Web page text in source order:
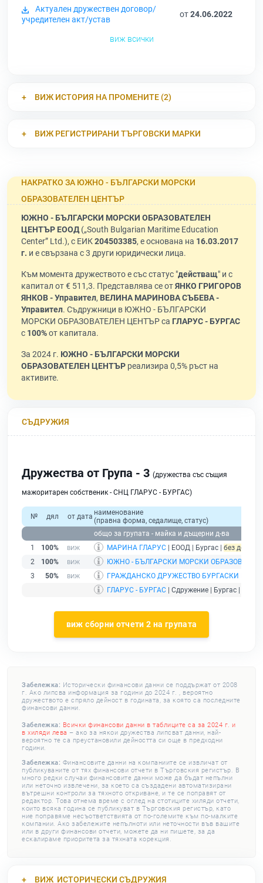
Актуален дружествен договор/
учредителен акт/устав
от24.06.2022
виж всички
ВИЖ ИСТОРИЯ НА ПРОМЕНИТЕ (2)
ВИЖ РЕГИСТРИРАНИ ТЪРГОВСКИ МАРКИ
НАКРАТКО ЗА ЮЖНО - БЪЛГАРСКИ МОРСКИ
ОБРАЗОВАТЕЛЕН ЦЕНТЪР
ЮЖНО - БЪЛГАРСКИ МОРСКИ ОБРАЗОВАТЕЛЕН
ЦЕНТЪР ЕООД(„South Bulgarian Maritime Education
Center” Ltd.), с ЕИК204503385, е основана на 16.03.2017
г. и е свързана с 3 други юридически лица.
Към момента дружеството е със статус "действащ" и с
капитал от € 511,3. Представлява се отЯНКО ГРИГОРОВ
ЯНКОВ - Управител, ВЕЛИНА МАРИНОВА СЪБЕВА -
Управител. Съдружници в ЮЖНО - БЪЛГАРСКИ
МОРСКИ ОБРАЗОВАТЕЛЕН ЦЕНТЪР са ГЛАРУС - БУРГАС
с 100%от капитала.
За 2024 г. ЮЖНО - БЪЛГАРСКИ МОРСКИ
ОБРАЗОВАТЕЛЕН ЦЕНТЪР реализира 0,5% ръст на
активите.
СЪДРУЖИЯ
Дружества от Група - 3 (дружества със същия
мажоритарен собственик - СНЦ ГЛАРУС - БУРГАС)
№ дял от дата наименование
(правна форма, седалище, статус)
общо за групата - майка и дъщерни д-ва
1
100% МАРИНА ГЛАРУС | ЕООД | Бургас | без
2
100%
ЮЖНО - БЪЛГАРСКИ МОРСКИ
3
50%
ГРАЖДАНСКО ДРУЖЕСТВО БУРГАСКИ ЕЗЕРА
ГЛАРУС - БУРГАС | Сдружение | Бургас |
виж сборни отчети 2 на групата
Забележка: Исторически финансови данни се поддържат от 2008
г. Ако липсва информация за години до 2024 г. , вероятно
дружеството е спряло дейност в годината, за която са последните
финансови данни.
Забележка: Всички финансови данни в таблиците са за 2024 г. и
в хиляди лева – ако за някои дружества липсват данни, най-
вероятно те са преустановили дейността си още в предходни
години.
Забележка: Финансовите данни на компаниите се извличат от
публикуваните от тях финансови отчети в Търговския регистър. В
много редки случаи финансовите данни може да бъдат непълни
или неточно извлечени, за което са създадени автоматизирани
вътрешни контроли за тяхното откриване, и те се поправят от
редактор. Това отнема време с оглед на стотиците хиляди отчети,
които всяка година се публикуват в Търговския регистър, като
ние поправяме несъответствията от по-големите към по-малките
компании. Ако забележите непълноти или неточности във вашите
или в други финансови отчети, можете да ни пишете, за да
ескалираме приоритета за тяхната корекция.
ВИЖ ИСТОРИЧЕСКИ СЪДРУЖИЯ